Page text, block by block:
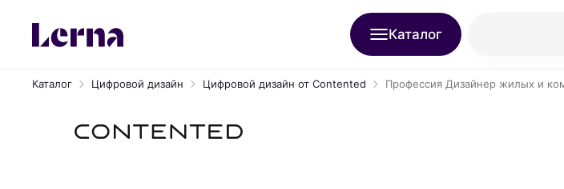
Каталог
Каталог Цифровой дизайн Цифровой дизайн от Contented Профессия Дизайнер жилых и